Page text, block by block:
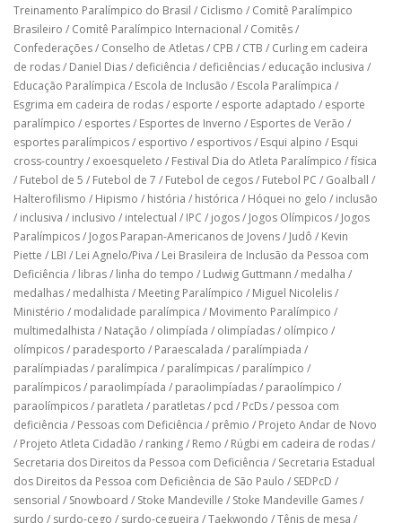
Treinamento Paralímpico do Brasil / Ciclismo / Comitê Paralímpico
Brasileiro / Comitê Paralímpico Internacional / Comitês/
Confederações/ Conselho de Atletas/ CPB / CTB / Curling em cadeira
de rodas/ Daniel Dias/ deficiência / deficiências/ educação inclusiva /
Educação Paralímpica / Escola de Inclusão / Escola Paralímpica /
Esgrima em cadeira de rodas/ esporte / esporte adaptado / esporte
paralímpico / esportes/ Esportes de Inverno / Esportes de Verão /
esportes paralímpicos/ esportivo / esportivos/ Esqui alpino / Esqui
cross-country/ exoesqueleto / Festival Dia do Atleta Paralímpico /física
/ Futebol de 5 / Futebol de 7 / Futebol de cegos/ Futebol PC / Goalball /
Halterofilismo / Hipismo / história / histórica / Hóquei no gelo / inclusão
/ inclusiva / inclusivo / intelectual / IPC / jogos/ Jogos Olímpicos/ Jogos
Paralímpicos/ Jogos Parapan-Americanos de Jovens/ Judô / Kevin
Piette / LBI / Lei Agnelo/Piva / Lei Brasileira de Inclusão da Pessoa com
Deficiência / libras/ linha do tempo / Ludwig Guttmann / medalha /
medalhas/ medalhista / Meeting Paralímpico / Miguel Nicolelis/
Ministério / modalidade paralímpica / Movimento Paralímpico /
multimedalhista / Natação / olimpíada / olimpíadas/ olímpico /
olímpicos/ paradesporto / Paraescalada / paralímpiada /
paralímpiadas/ paralímpica / paralímpicas/ paralímpico /
paralímpicos/ paraolimpíada / paraolimpíadas/ paraolímpico /
paraolímpicos/ paratleta / paratletas/ pcd / PcDs/ pessoa com
deficiência / Pessoas com Deficiência / prêmio / Projeto Andar de Novo
/ Projeto Atleta Cidadão / ranking/ Remo / Rúgbi em cadeira de rodas/
Secretaria dos Direitos da Pessoa com Deficiência / Secretaria Estadual
dos Direitos da Pessoa com Deficiência de São Paulo / SEDPcD /
sensorial / Snowboard / Stoke Mandeville / Stoke Mandeville Games/
surdo / surdo-cego / surdo-cegueira /Taekwondo /Tênis de mesa /